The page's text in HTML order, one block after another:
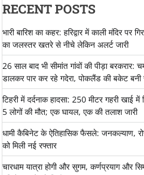
RECENT POSTS
भारी बारिश का कहर: हरिद्वार में काली मंदिर पर
का जलस्तर खतरे से नीचे लेकिन अलर्ट जारी
26 साल बाद भी सीमांत गांवों की पीड़ा बरकरार:
डालकर पार कर रहे गदेरा, पोकलैंड की बकेट बनी
टिहरी में दर्दनाक हादसा: 250 मीटर गहरी खाई में
5 लोगों की मौत; एक घायल, एक की तलाश जारी
धामी कैबिनेट के ऐतिहासिक फैसले: जनकल्याण,
को मिली नई रफ्तार
चारधाम यात्रा होगी और सुगम, कर्णप्रयाग और